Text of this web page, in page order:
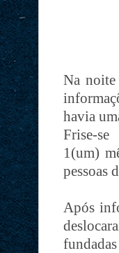
Na
havia
Frise-se
1(um)
pessoas
Após